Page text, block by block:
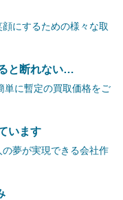
顔にするための様々な取
と断れない…
単に暫定の買取価格をご
います
夢が実現できる会社作